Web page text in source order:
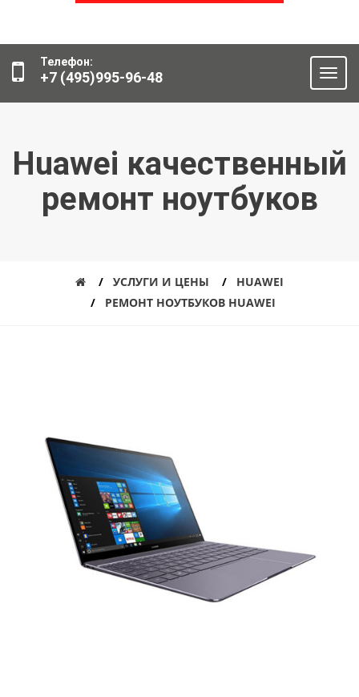
Телефон:
+7 (495)995-96-48
Huawei качественный
ремонт ноутбуков
УСЛУГИ И ЦЕНЫ
HUAWEI
РЕМОНТ НОУТБУКОВ HUAWEI